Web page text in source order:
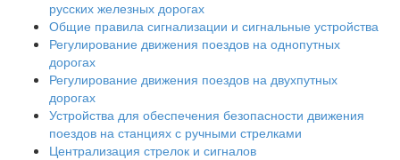
русских железных дорогах
Общие правила сигнализации и сигнальные устройства
Регулирование движения поездов на однопутных
дорогах
Регулирование движения поездов на двухпутных
дорогах
Устройства для обеспечения безопасности движения
поездов на станциях с ручными стрелками
Централизация стрелок и сигналов